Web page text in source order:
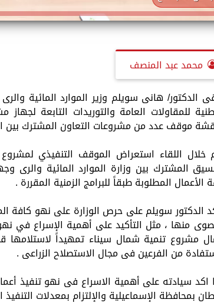
محمد عبد المنصف
الدكتور/ هانى سويلم وزير الموارد المائية
للمقاولات العامة والتوريدات التابعة
موقف عدد من مشروعات التعاون المشترك بين
خلال اللقاء استعراض الموقف التنفيذي
المشترك بين وزارة الموارد المائية والرى
الأعمال المطلوبة طبقاً للبرامج الزمنية المقررة .
الدكتور سويلم على حرص الوزارة على نهو كافة
من الفرعين فى مجال الاستصلاح الزراعى .
اكد سيادته على أهمية الاسراع فى نهو تنفيذ
بمحافظة الإسماعيلية والإلتزام بمعدلات التنفيذ